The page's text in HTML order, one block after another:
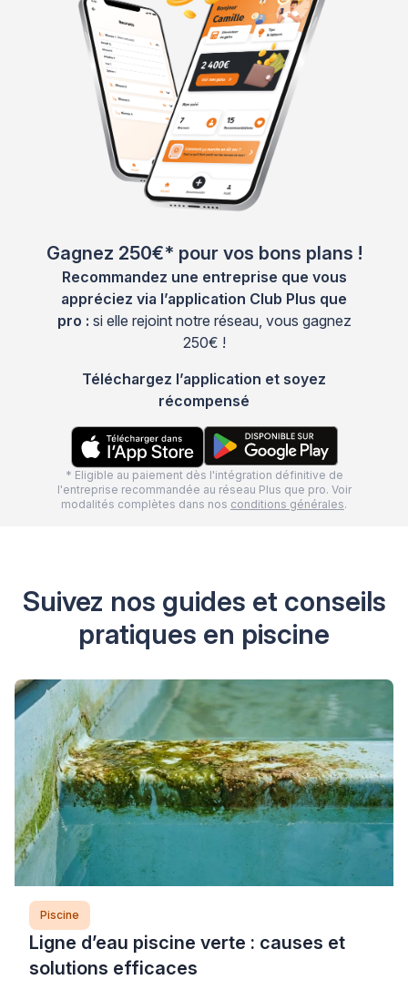
Gagnez 250€* pour vos bons plans !
Recommandez une entreprise que vous
appréciez via l’application Club Plus que
pro : si elle rejoint notre réseau, vous gagnez
250€ !
Téléchargez l’application et soyez
récompensé
* Eligible au paiement dès l'intégration définitive de
l'entreprise recommandée au réseau Plus que pro. Voir
modalités complètes dans nos conditions générales.
Suivez nos guides et conseils
pratiques en piscine
Piscine
Ligne d’eau piscine verte : causes et
solutions efficaces